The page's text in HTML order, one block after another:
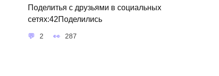
Поделитья с друзьями в социальных
сетях:42Поделились
2 287